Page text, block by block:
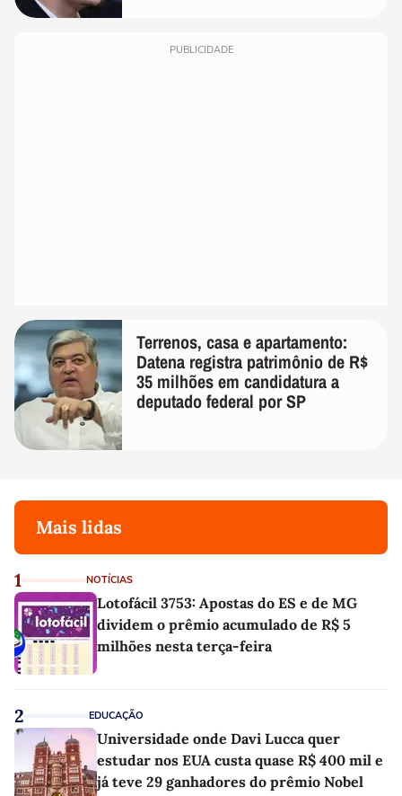
PUBLICIDADE
Terrenos, casa e apartamento:
Datena registra patrimônio de R$
35 milhões em candidatura a
deputado federal por SP
Mais lidas
1 NOTÍCIAS
Lotofácil 3753: Apostas do ES e de MG
dividem o prêmio acumulado de R$ 5
milhões nesta terça-feira
2 EDUCAÇÃO
Universidade onde Davi Lucca quer
estudar nos EUA custa quase R$ 400 mil e
já teve 29 ganhadores do prêmio Nobel